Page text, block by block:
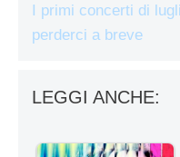
I primi concerti di
perderci a breve
LEGGI ANCHE: